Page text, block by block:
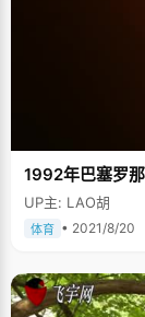
1992年巴塞罗
UP主: LAO胡
体育 • 2021/8/20